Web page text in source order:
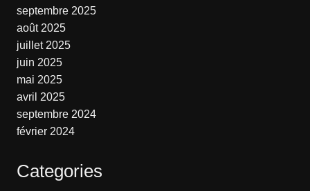
septembre 2025
août 2025
juillet 2025
juin 2025
mai 2025
avril 2025
septembre 2024
février 2024
Categories